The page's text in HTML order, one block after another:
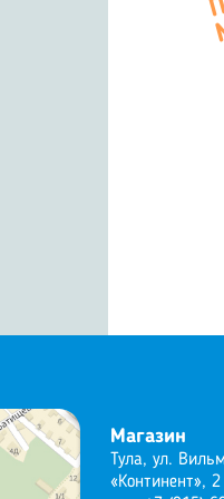
Магазин
Тула, ул.
«Континент»,